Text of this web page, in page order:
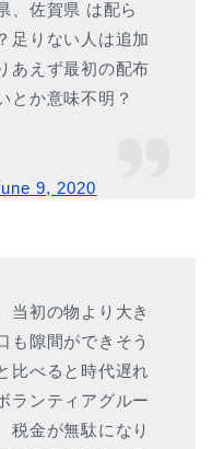
、佐賀県 は配ら
足りない人は追加
あえず最初の配布
とか意味不明？
9, 2020
当初の物より大き
も隙間ができそう
比べると時代遅れ
ランティアグルー
税金が無駄になり